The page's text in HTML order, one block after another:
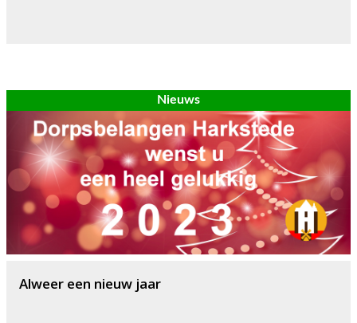
Nieuws
Alweer een nieuw jaar